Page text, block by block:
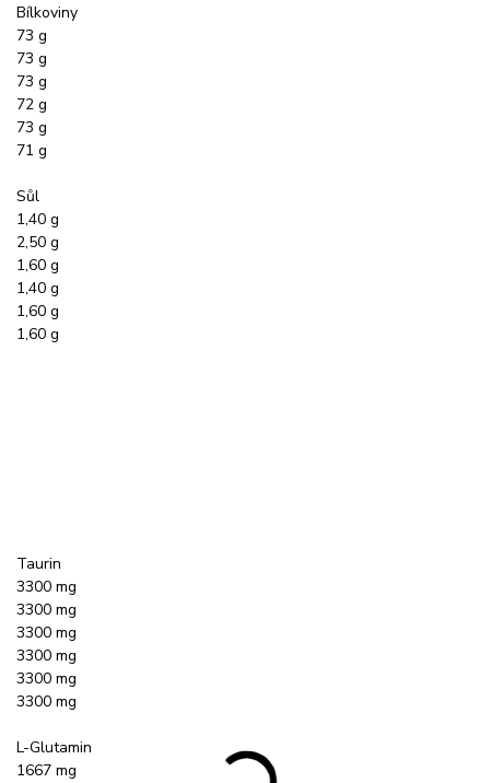
Bílkoviny
73 g
73 g
73 g
72 g
73 g
71 g
Sůl
1,40 g
2,50 g
1,60 g
1,40 g
1,60 g
1,60 g
Taurin
3300 mg
3300 mg
3300 mg
3300 mg
3300 mg
3300 mg
L-Glutamin
1667 mg